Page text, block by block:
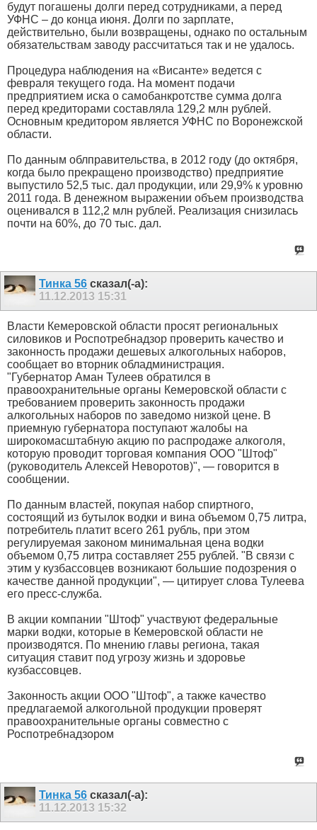
будут погашены долги перед сотрудниками, а перед
УФНС – до конца июня. Долги по зарплате,
действительно, были возвращены, однако по остальным
обязательствам заводу рассчитаться так и не удалось.
Процедура наблюдения на «Висанте» ведется с
февраля текущего года. На момент подачи
предприятием иска о самобанкротстве сумма долга
перед кредиторами составляла 129,2 млн рублей.
Основным кредитором является УФНС по Воронежской
области.
По данным облправительства, в 2012 году (до октября,
когда было прекращено производство) предприятие
выпустило 52,5 тыс. дал продукции, или 29,9% к уровню
2011 года. В денежном выражении объем производства
оценивался в 112,2 млн рублей. Реализация снизилась
почти на 60%, до 70 тыс. дал.
Тинка 56 сказал(-а):
11.12.2013 15:31
Власти Кемеровской области просят региональных
силовиков и Роспотребнадзор проверить качество и
законность продажи дешевых алкогольных наборов,
сообщает во вторник обладминистрация.
"Губернатор Аман Тулеев обратился в
правоохранительные органы Кемеровской области с
требованием проверить законность продажи
алкогольных наборов по заведомо низкой цене. В
приемную губернатора поступают жалобы на
широкомасштабную акцию по распродаже алкоголя,
которую проводит торговая компания ООО "Штоф"
(руководитель Алексей Неворотов)", — говорится в
сообщении.
По данным властей, покупая набор спиртного,
состоящий из бутылок водки и вина объемом 0,75 литра,
потребитель платит всего 261 рубль, при этом
регулируемая законом минимальная цена водки
объемом 0,75 литра составляет 255 рублей. "В связи с
этим у кузбассовцев возникают большие подозрения о
качестве данной продукции", — цитирует слова Тулеева
его пресс-служба.
В акции компании "Штоф" участвуют федеральные
марки водки, которые в Кемеровской области не
производятся. По мнению главы региона, такая
ситуация ставит под угрозу жизнь и здоровье
кузбассовцев.
Законность акции ООО "Штоф", а также качество
предлагаемой алкогольной продукции проверят
правоохранительные органы совместно с
Роспотребнадзором
Тинка 56 сказал(-а):
11.12.2013 15:32